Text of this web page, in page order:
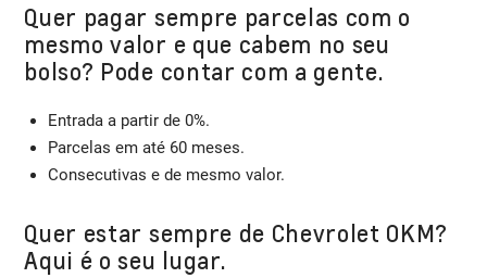
Quer pagar sempre parcelas com o
mesmo valor e que cabem no seu
bolso? Pode contar com a gente.
Entrada a partir de 0%.
Parcelas em até 60 meses.
Consecutivas e de mesmo valor.
Quer estar sempre de Chevrolet 0KM?
Aqui é o seu lugar.